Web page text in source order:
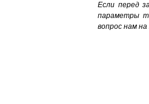
Если перед
параметры
вопрос нам